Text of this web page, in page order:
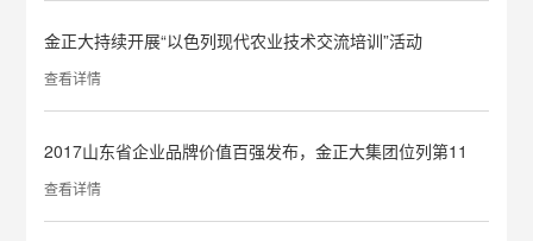
金正大持续开展“以色列现代农业技术交流培训”活动
查看详情
2017山东省企业品牌价值百强发布，金正大集团位列第11
查看详情